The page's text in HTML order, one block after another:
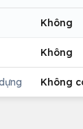
Không
Không
Không